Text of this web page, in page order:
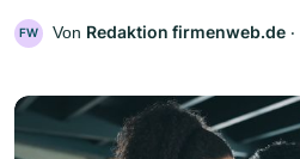
FW Von Redaktion firmenweb.de ‧